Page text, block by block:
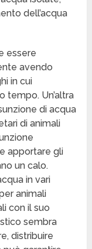
dell’acqua
essere
avendo
in cui
tempo. Un’altra
di acqua
di animali
apportare gli
un calo.
in vari
animali
con il suo
sembra
distribuire